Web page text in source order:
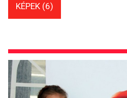
KÉPEK (6)